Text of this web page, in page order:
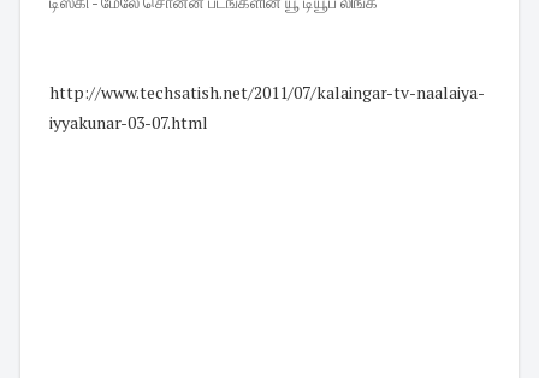
http://www.techsatish.net/2011/07/kalaingar-tv-naalaiya-
iyyakunar-03-07.html